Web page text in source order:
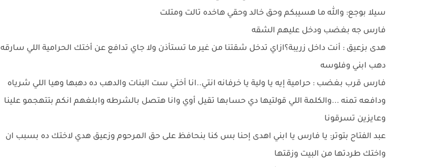
سيلا بوجع: والله ما هسيبكم وحق خالد وحقي هاخده تالت ومتلت
فارس جه بغضب ودخل عليهم الشقه
هدى بزعيق : أنت داخل زريبة؟ازاي تدخل شقتنا من غير ما تستأذن ولا جاي تدافع عن أختك الحرامية اللي سارقه
دهب ابني وفلوسه
فارس قرب بغضب : حرامية إيه يا ولية يا خرفانه انتي..انا أختي ست البنات والدهب ده دهبها وهيا اللي شرياه
ودافعه تمنه ...والكلمة اللي قولتيها دي حسابها تقيل أوي وانا هتصل بالشرطه وابلغهم انكم بتتهجمو علينا
وعايزين تسرقونا
عبد الفتاح بتوتر: يا فارس يا ابني اهدى إحنا بس كنا بنحافظ على حق المرحوم وزعيق هدي لاختك ده بسبب ان
واختك طردتها من البيت وزقتها